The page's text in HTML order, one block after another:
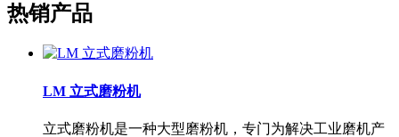
热销产品
LM 立式磨粉机
立式磨粉机是一种大型磨粉机，专门为解决工业磨机产